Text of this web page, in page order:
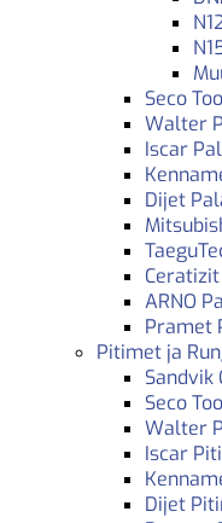
Seco
Walter
Iscar
Dijet
ARNO
Pramet
Pitimet ja
Sandvik
Seco
Walter
Iscar
Dijet